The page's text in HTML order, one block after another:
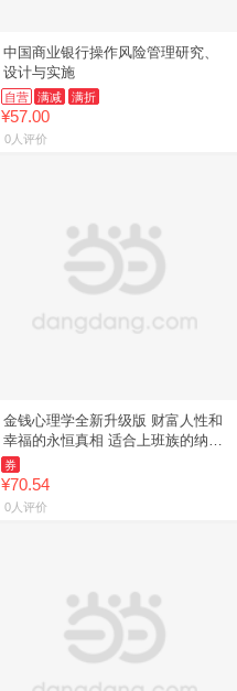
中国商业银行操作风险管理研究、
设计与实施
自营 满减 满折
¥57.00
0人评价
金钱心理学全新升级版 财富人性和
幸福的永恒真相 适合上班族的纳瓦
尔宝典 理财小白适看的理财指南
22堂大道至简的财富课中
券
¥70.54
0人评价